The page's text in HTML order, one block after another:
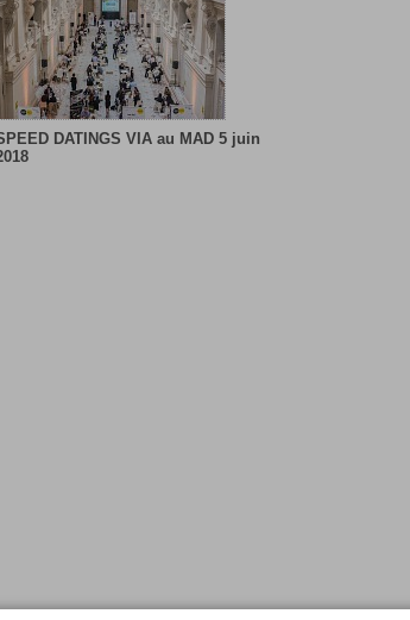
DATINGS VIA au MAD 5 juin